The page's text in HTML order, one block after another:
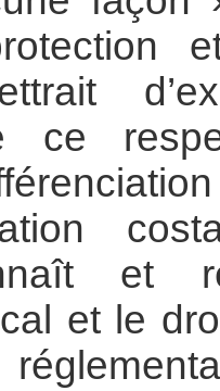
ce
et
et le